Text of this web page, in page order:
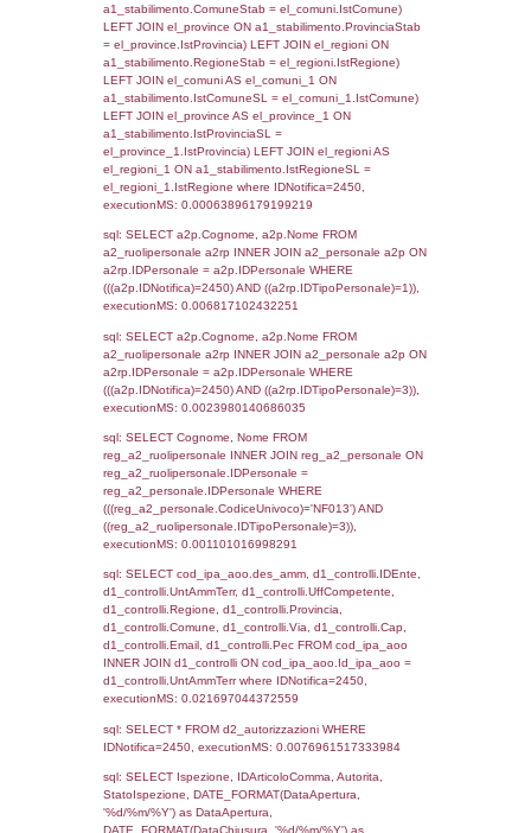
Indietro
Debug
sql: SELECT COUNT(*) FROM `userlevels`
`userlevelid` = -2, executionMS:
sql: SELECT `userlevelid`, `userlevelname`
sql: SELECT COUNT(*) FROM
WHERE `userlevelid` = -2, executionMS:
sql: SELECT `tablename`, `userlevelid`,
`userlevelpermissions` WHERE `userlevelid`
sql: SELECT a1.RagioneSociale,
localita, el_prov.citta AS provincia,
DATE(n.DataInvioNotifica) as
LEFT JOIN infostabilimento i ON
n.CodiceUnivoco LEFT JOIN
a1.CodiceUnivoco = n.CodiceUnivoco LEFT
el_comuni AS el_com ON a1.ComuneStab =
el_com.IstComune LEFT JOIN el_province
a1.ProvinciaStab = el_prov.IstProvincia
n.IDNotifica = 2450;, executionMS:
sql: SELECT a1_stabilimento.*,
ComuneST, el_province.citta as